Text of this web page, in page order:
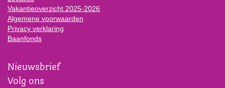
Vakantieoverzicht 2025-2026
Algemene voorwaarden
Privacy verklaring
Baanfonds
Nieuwsbrief
Volg ons